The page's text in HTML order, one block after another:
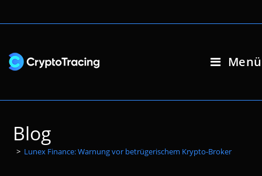
Inhalt
Menü
Blog
> Lunex Finance: Warnung vor betrügerischem Krypto-Broker